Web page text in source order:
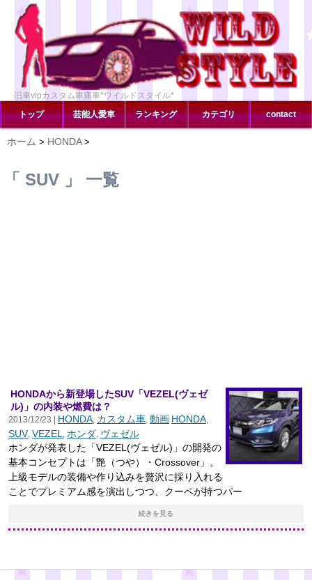
旧車vipカスタム車痛車*ワイルドスタイル*
トップ
芸能人愛車 ランキング カテゴリ contact
ホーム > HONDA >
「 SUV 」 一覧
HONDAから新登場したSUV「VEZEL(ヴェゼ
ル)」の内装や燃費は？
2013/12/23 | HONDA, カスタム車, 動画 HONDA,
SUV, VEZEL , ホンダ, ヴェゼル
ホンダが発表した「VEZEL(ヴェゼル)」の開発の
基本コンセプトは「艶（つや）・Crossover」。
上級モデルの装備や作り込みを贅沢に採り入れる
ことでプレミアム感を演出しつつ、クーペが持つパー
続きを見る